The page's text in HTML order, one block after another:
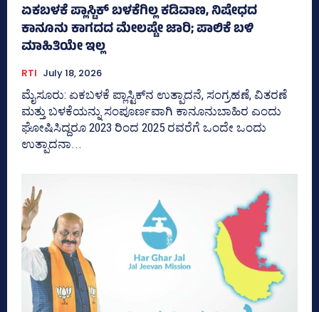
ಏಕಬಳಕೆ ಪ್ಲಾಸ್ಟಿಕ್‌ ಬಳಕೆಗಿಲ್ಲ ಕಡಿವಾಣ, ನಿಷೇಧದ
ಕಾನೂನು ಕಾಗದದ ಮೇಲಷ್ಟೇ ಜಾರಿ; ಪಾಲಿಕೆ ಬಳಿ
ಮಾಹಿತಿಯೇ ಇಲ್ಲ
RTI July 18, 2026
ಮೈಸೂರು: ಏಕಬಳಕೆ ಪ್ಲಾಸ್ಟಿಕ್‌ನ ಉತ್ಪಾದನೆ, ಸಂಗ್ರಹಣೆ, ವಿತರಣೆ
ಮತ್ತು ಬಳಕೆಯನ್ನು ಸಂಪೂರ್ಣವಾಗಿ ಕಾನೂನುಬಾಹಿರ ಎಂದು
ಘೋಷಿಸಿದ್ದರೂ 2023 ರಿಂದ 2025 ರವರೆಗೆ ಒಂದೇ ಒಂದು
ಉತ್ಪಾದನಾ...